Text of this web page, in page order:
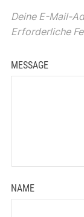
Deine E-Mail-
Erforderliche
MESSAGE
NAME